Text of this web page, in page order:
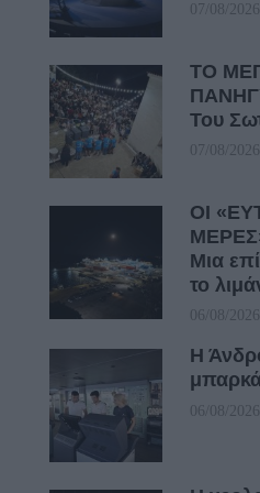
07/08/2026
ΤΟ
Του
07/08/2026
ΟΙ
Μια
το
06/08/2026
Η
06/08/2026